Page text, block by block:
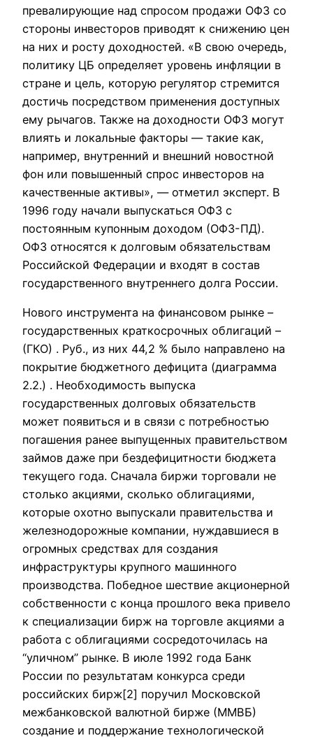
превалирующие над спросом продажи ОФЗ со
стороны инвесторов приводят к снижению цен
на них и росту доходностей. «В свою очередь,
политику ЦБ определяет уровень инфляции в
стране и цель, которую регулятор стремится
достичь посредством применения доступных
ему рычагов. Также на доходности ОФЗ могут
влиять и локальные факторы — такие как,
например, внутренний и внешний новостной
фон или повышенный спрос инвесторов на
качественные активы», — отметил эксперт. В
1996 году начали выпускаться ОФЗ с
постоянным купонным доходом (ОФЗ-ПД).
ОФЗ относятся к долговым обязательствам
Российской Федерации и входят в состав
государственного внутреннего долга России.
Нового инструмента на финансовом рынке –
государственных краткосрочных облигаций –
(ГКО) . Руб., из них 44,2 % было направлено на
покрытие бюджетного дефицита (диаграмма
2.2.) . Необходимость выпуска
государственных долговых обязательств
может появиться и в связи с потребностью
погашения ранее выпущенных правительством
займов даже при бездефицитности бюджета
текущего года. Сначала биржи торговали не
столько акциями, сколько облигациями,
которые охотно выпускали правительства и
железнодорожные компании, нуждавшиеся в
огромных средствах для создания
инфраструктуры крупного машинного
производства. Победное шествие акционерной
собственности с конца прошлого века привело
к специализации бирж на торговле акциями а
работа с облигациями сосредоточилась на
“уличном” рынке. В июле 1992 года Банк
России по результатам конкурса среди
российских бирж[2] поручил Московской
межбанковской валютной бирже (ММВБ)
создание и поддержание технологической